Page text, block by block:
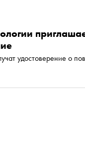
удостоверение о